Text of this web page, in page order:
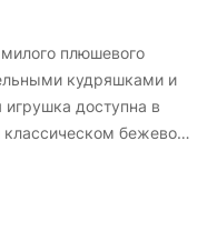
плюшевого
кудряшками и
доступна в
бежевом.
другом для
и станет отличным